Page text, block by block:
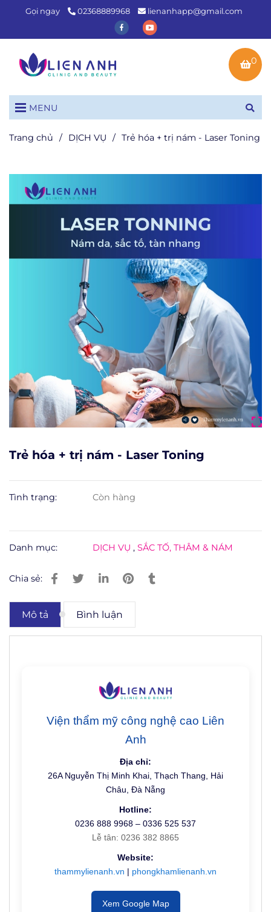
Gọi ngay 02368889968 lienanhapp@gmail.com
0
MENU
Trang chủ / DỊCH VỤ / Trẻ hóa + trị nám - Laser Toning
Trẻ hóa + trị nám - Laser Toning
Tình trạng: Còn hàng
Danh mục: DỊCH VỤ ,SẮC TỐ, THÂM & NÁM
Chia sẻ:
Mô tả Bình luận
Viện thẩm mỹ công nghệ cao Liên
Anh
Địa chỉ:
26A Nguyễn Thị Minh Khai, Thạch Thang, Hải
Châu, Đà Nẵng
Hotline:
0236 888 9968 – 0336 525 537
Lễ tân: 0236 382 8865
Website:
thammylienanh.vn | phongkhamlienanh.vn
Xem Google Map